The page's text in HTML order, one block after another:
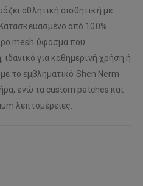
αθλητική αισθητική με
από 100%
mesh ύφασμα που
για καθημερινή χρήση ή
το εμβληματικό Shen Nerm
ενώ τα custom patches και
λεπτομέρειες.